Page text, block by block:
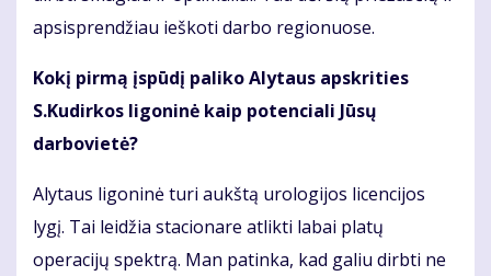
apsisprendžiau ieškoti darbo regionuose.
Kokį pirmą įspūdį paliko Alytaus apskrities
S.Kudirkos ligoninė kaip potenciali Jūsų
darbovietė?
Alytaus ligoninė turi aukštą urologijos licencijos
lygį. Tai leidžia stacionare atlikti labai platų
operacijų spektrą. Man patinka, kad galiu dirbti ne